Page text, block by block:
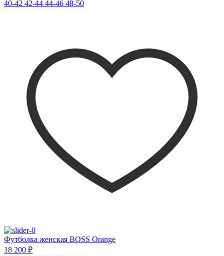
40-42 42-44 44-46 48-50
Футболка женская BOSS Orange
18 200 ₽